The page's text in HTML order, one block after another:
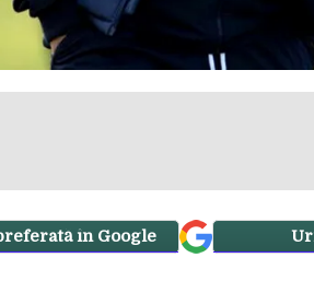
în Google